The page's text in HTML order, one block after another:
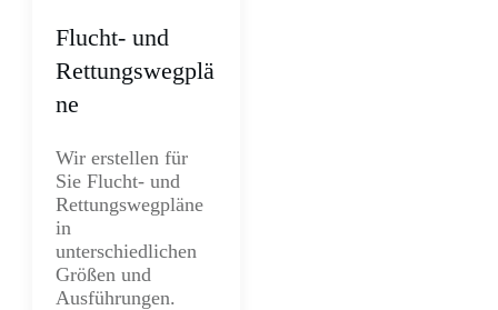
Flucht- und
Rettungswegplä
ne
Wir erstellen für
Sie Flucht- und
Rettungswegpläne
in
unterschiedlichen
Größen und
Ausführungen.